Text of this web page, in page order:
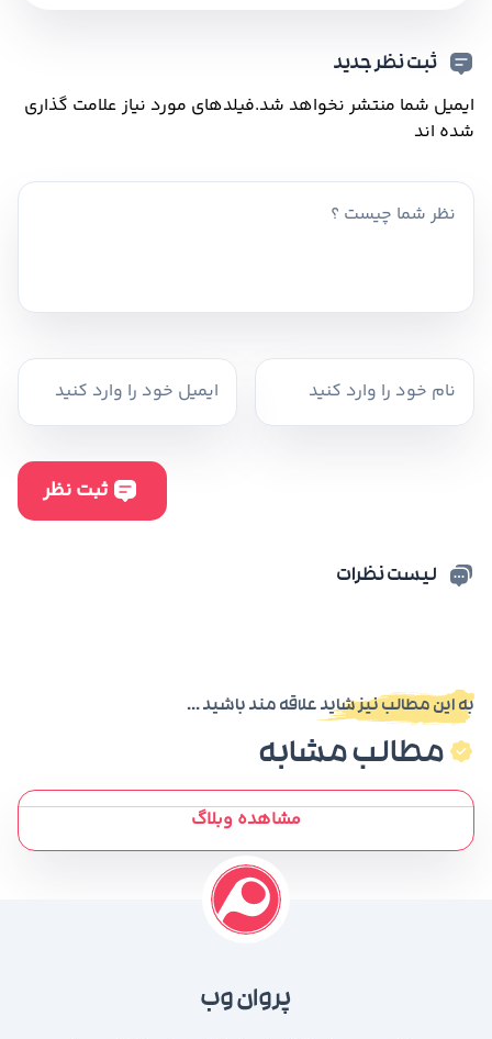
ثبت نظر جدید
ایمیل شما منتشر نخواهد شد.فیلدهای مورد نیاز علامت گذاری
شده اند
لیست نظرات
به این مطالب نیز شاید علاقه مند باشید ...
مطالب مشابه
مشاهده وبلاگ
پروان وب